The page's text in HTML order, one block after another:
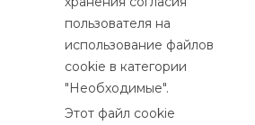
пользователя на
использование файлов
cookie в категории
"Необходимые".
Этот файл cookie